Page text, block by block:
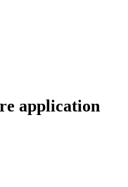
application